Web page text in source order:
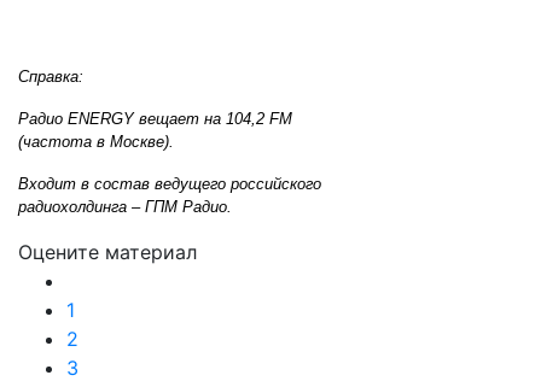
Справка:
Радио ENERGY вещает на 104,2 FM
(частота в Москве).
Входит в состав ведущего российского
радиохолдинга – ГПМ Радио.
Оцените материал
1
2
3